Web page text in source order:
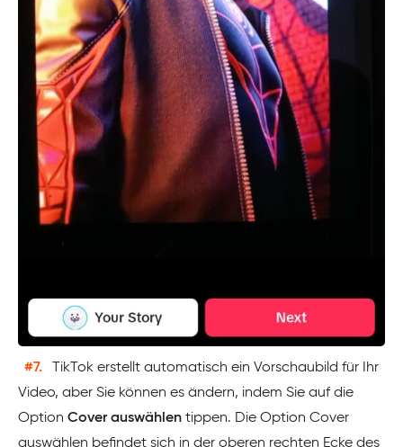
#7.
TikTok erstellt automatisch ein Vorschaubild für Ihr
Video, aber Sie können es ändern, indem Sie auf die
Option Cover auswählen tippen. Die Option Cover
auswählen befindet sich in der oberen rechten Ecke des